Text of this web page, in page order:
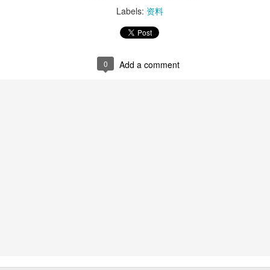
Labels: 资料
0 Add a comment